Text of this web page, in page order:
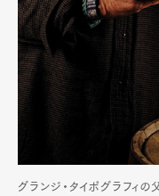
グランジ・タイポグラフィの